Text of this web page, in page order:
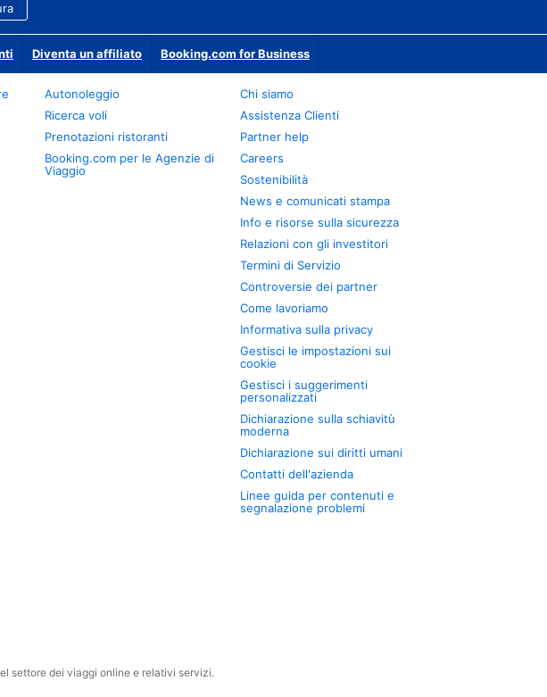
Diventa un affiliato Booking.com for Business
Autonoleggio
Ricerca voli
Prenotazioni ristoranti
Booking.com per le Agenzie di
Viaggio
Chi siamo
Assistenza Clienti
Partner help
Careers
Sostenibilità
News e comunicati stampa
Info e risorse sulla sicurezza
Relazioni con gli investitori
Termini di Servizio
Controversie dei partner
Come lavoriamo
Informativa sulla privacy
Gestisci le impostazioni sui
cookie
Gestisci i suggerimenti
personalizzati
Dichiarazione sulla schiavitù
moderna
Dichiarazione sui diritti umani
Contatti dell'azienda
Linee guida per contenuti e
segnalazione problemi
settore dei viaggi online e relativi servizi.